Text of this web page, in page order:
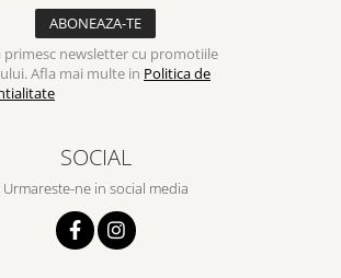
primesc newsletter cu promotiile
Afla mai multe in Politica de
SOCIAL
Urmareste-ne in social media